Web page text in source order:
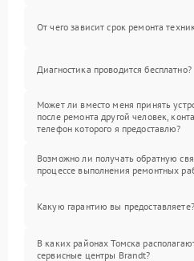
От чего зависит срок ремонта
Диагностика проводится бесплатно?
Может ли вместо меня принять
после ремонта другой человек,
телефон которого я предоставлю?
Возможно ли получать обратную
процессе выполнения ремонтных
Какую гарантию вы предоставляете?
В каких районах Томска
сервисные центры Brandt?